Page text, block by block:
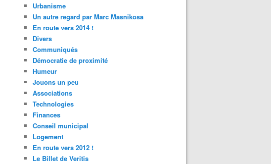
Urbanisme
Un autre regard par Marc Masnikosa
En route vers 2014 !
Divers
Communiqués
Démocratie de proximité
Humeur
Jouons un peu
Associations
Technologies
Finances
Conseil municipal
Logement
En route vers 2012 !
Le Billet de Veritis